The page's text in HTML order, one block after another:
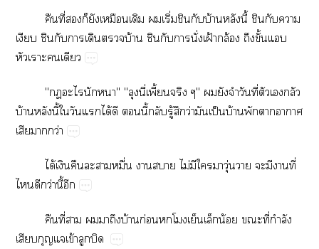
​ี่​​​​​​​ิ่​​​บ้​​ี้​​​​
​​​​​​บ้​​​​ั่​ฝ้​ล้​​ั้​​
​​
"​​​""​ี่​ี้​"​​​​ี่​​​​
บ้​​ี้​​​​ได้​​​ี้​​ู้​​ว่​​ป็​บ้​​​​
​​ว่
ได้​​​​​ื่​​​ไม่​​​​ุ่​​​​​ี่​
​​ว่​ี้​
​ี่​​​​​บ้​ก่​​​​​น้​​ี่​ำ​
​​ข้​​